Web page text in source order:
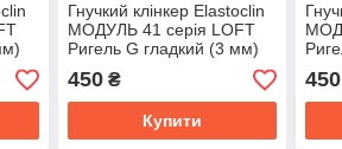
Гнучкий клінкер Elastoclin
МОДУЛЬ 41 серія LOFT
Ригель G гладкий (3 мм)
450₴
Купити
450